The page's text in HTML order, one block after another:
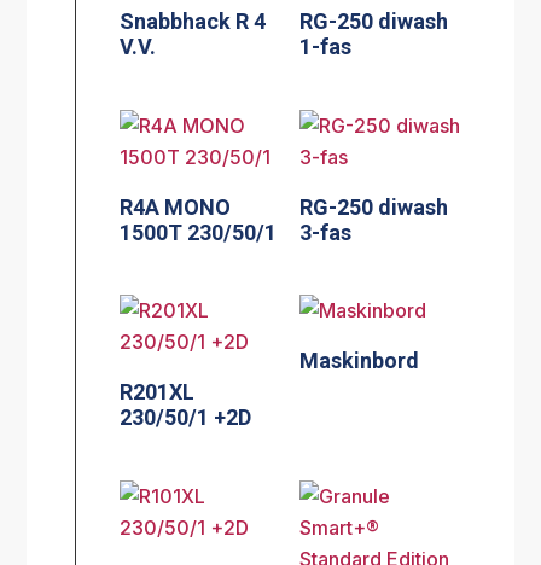
Snabbhack R 4
V.V.
RG-250 diwash
1-fas
R4A MONO
1500T 230/50/1
RG-250 diwash
3-fas
R201XL
230/50/1 +2D
Maskinbord